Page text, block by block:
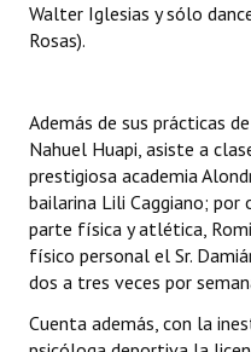
Huéspedes de Honor -
Reconocimientos - Registro
Bariloche, Municipio
Entrega de distinciones
REFORMA DE LA CARTA
Walter Iglesias y sólo
Rosas).
Además de sus prácticas
Nahuel Huapi, asiste a
prestigiosa academia
bailarina Lili Caggiano;
parte física y atlética,
físico personal el Sr.
dos a tres veces por
Cuenta además, con la